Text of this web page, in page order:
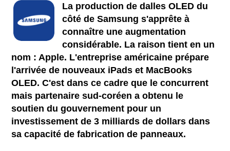
La production de dalles OLED du
côté de Samsung s'apprête à
connaître une augmentation
considérable. La raison tient en un
nom : Apple. L'entreprise américaine prépare
l'arrivée de nouveaux iPads et MacBooks
OLED. C'est dans ce cadre que le concurrent
mais partenaire sud-coréen a obtenu le
soutien du gouvernement pour un
investissement de 3 milliards de dollars dans
sa capacité de fabrication de panneaux.